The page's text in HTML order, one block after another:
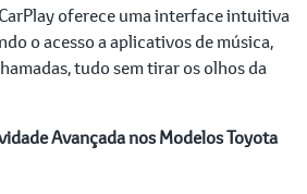
oferece uma interface intuitiva
o acesso a aplicativos de música,
tudo sem tirar os olhos da
Avançada nos Modelos Toyota